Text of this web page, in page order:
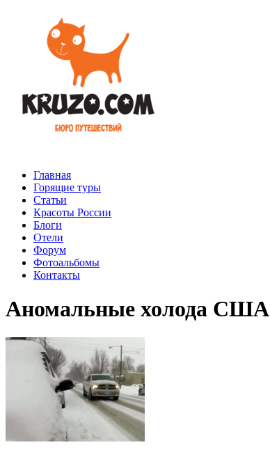
Главная
Горящие туры
Статьи
Красоты России
Блоги
Отели
Форум
Фотоальбомы
Контакты
Аномальные холода США